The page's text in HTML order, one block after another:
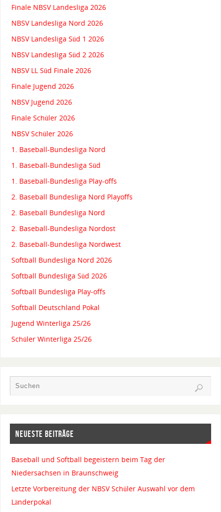
Finale NBSV Landesliga 2026
NBSV Landesliga Nord 2026
NBSV Landesliga Süd 1 2026
NBSV Landesliga Süd 2 2026
NBSV LL Süd Finale 2026
Finale Jugend 2026
NBSV Jugend 2026
Finale Schüler 2026
NBSV Schüler 2026
1. Baseball-Bundesliga Nord
1. Baseball-Bundesliga Süd
1. Baseball-Bundesliga Play-offs
2. Baseball Bundesliga Nord Playoffs
2. Baseball Bundesliga Nord
2. Baseball-Bundesliga Nordost
2. Baseball-Bundesliga Nordwest
Softball Bundesliga Nord 2026
Softball Bundesliga Süd 2026
Softball Bundesliga Play-offs
Softball Deutschland Pokal
Jugend Winterliga 25/26
Schüler Winterliga 25/26
NEUESTE BEITRÄGE
Baseball und Softball begeistern beim Tag der
Niedersachsen in Braunschweig
Letzte Vorbereitung der NBSV Schüler Auswahl vor dem
Länderpokal